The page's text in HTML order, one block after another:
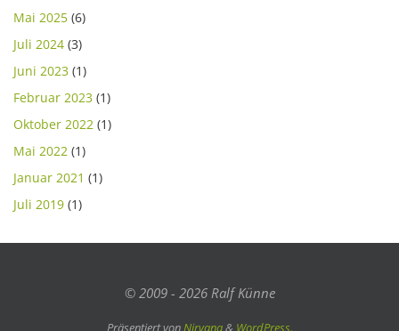
Mai 2025 (6)
Juli 2024 (3)
Juni 2023 (1)
Februar 2023 (1)
Oktober 2022 (1)
Mai 2022 (1)
Januar 2021 (1)
Juli 2019 (1)
© 2009 - 2026 Ralf Künne
Präsentiert von Nirvana& WordPress.